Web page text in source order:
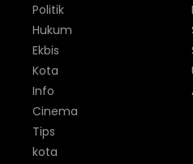
Politik
Hukum
Ekbis
Kota
Info
Cinema
Tips
kota